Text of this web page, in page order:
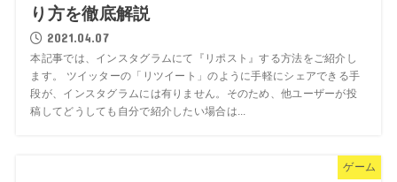
り方を徹底解説
2021.04.07
本記事では、インスタグラムにて『リポスト』する方法をご紹介し
ます。 ツイッターの「リツイート」のように手軽にシェアできる手
段が、インスタグラムには有りません。そのため、他ユーザーが投
稿してどうしても自分で紹介したい場合は...
ゲーム